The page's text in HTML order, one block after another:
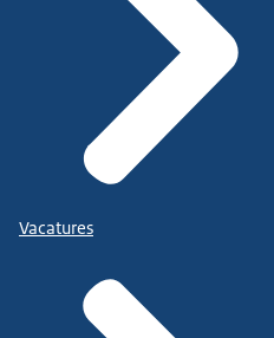
Vacatures